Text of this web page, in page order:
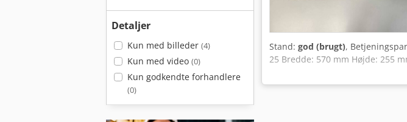
Detaljer
Kun med billeder (4)
Kun med video (0)
Kun godkendte forhandlere
(0)
Stand: god (brugt),
25 Bredde: 570 mm Højde: 255